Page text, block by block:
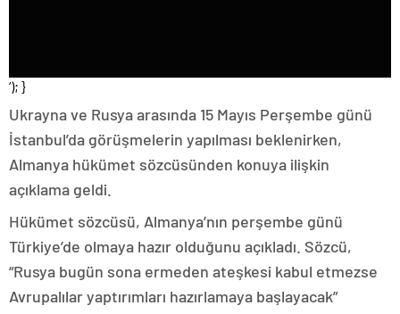
‘); }
Ukrayna ve Rusya arasında 15 Mayıs Perşembe günü
İstanbul’da görüşmelerin yapılması beklenirken,
Almanya hükümet sözcüsünden konuya ilişkin
açıklama geldi.
Hükümet sözcüsü, Almanya’nın perşembe günü
Türkiye’de olmaya hazır olduğunu açıkladı. Sözcü,
“Rusya bugün sona ermeden ateşkesi kabul etmezse
Avrupalılar yaptırımları hazırlamaya başlayacak”